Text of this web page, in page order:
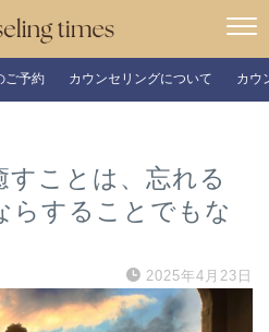
ご予約 カウンセリングについて カウ
ことは、忘れる
らすることでもな
2025年4月23日